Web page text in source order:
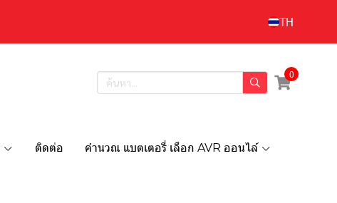
TH
0
ติดต่อ คำนวณ แบตเตอรี่ เลือก AVR ออนไล์